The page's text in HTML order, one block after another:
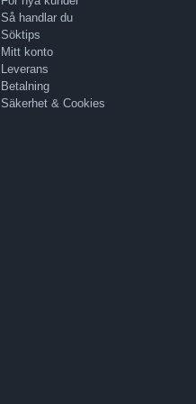
Så handlar du
Söktips
Mitt konto
Leverans
Betalning
Säkerhet & Cookies